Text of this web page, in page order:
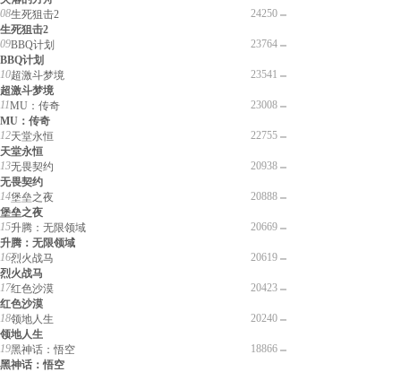
08
24250
生死狙击2
生死狙击2
09
23764
BBQ计划
BBQ计划
10
23541
超激斗梦境
超激斗梦境
11
23008
MU：传奇
MU：传奇
12
22755
天堂永恒
天堂永恒
13
20938
无畏契约
无畏契约
14
20888
堡垒之夜
堡垒之夜
15
20669
升腾：无限领域
升腾：无限领域
16
20619
烈火战马
烈火战马
17
20423
红色沙漠
红色沙漠
18
20240
领地人生
领地人生
19
18866
黑神话：悟空
黑神话：悟空